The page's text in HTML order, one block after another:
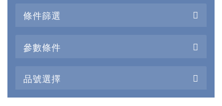
條件篩選
參數條件
品號選擇